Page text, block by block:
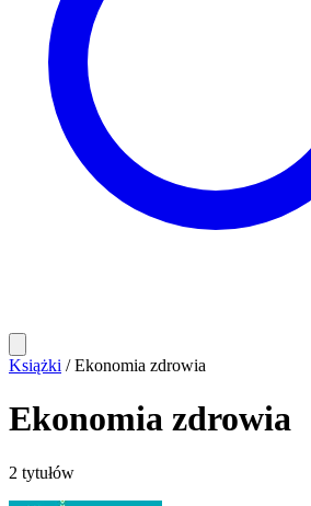
Książki / Ekonomia zdrowia
Ekonomia zdrowia
2 tytułów